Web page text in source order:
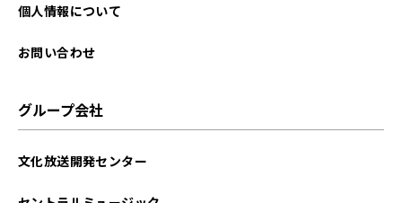
2025年09月
2025年06月
個人情報について
お問い合わせ
グループ会社
文化放送開発センター